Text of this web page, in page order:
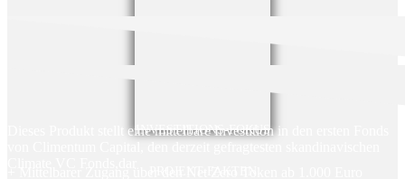
INVESTITIONS-FOKUS
Dieses Produkt stellt eine mittelbare Investition in den ersten Fonds